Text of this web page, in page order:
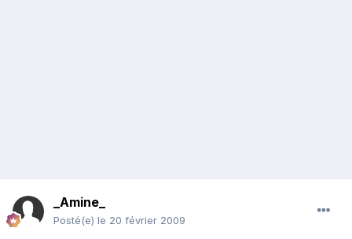
_Amine_
Posté(e) le 20 février 2009